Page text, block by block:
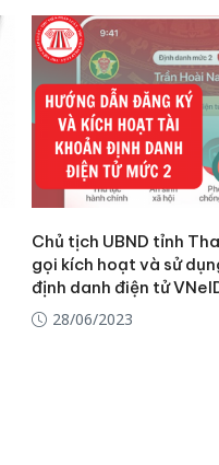
Chủ tịch UBND tỉnh
gọi kích hoạt và sử
định danh điện tử
28/06/2023